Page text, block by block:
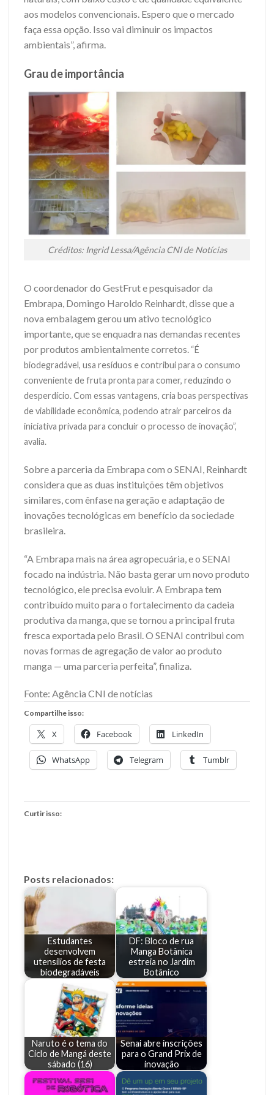
aos modelos convencionais. Espero que o mercado
faça essa opção. Isso vai diminuir os impactos
ambientais”, afirma.
Grau de importância
Créditos: Ingrid Lessa/Agência CNI de Notícias
O coordenador do GestFrut e pesquisador da
Embrapa, Domingo Haroldo Reinhardt, disse que a
nova embalagem gerou um ativo tecnológico
importante, que se enquadra nas demandas recentes
por produtos ambientalmente corretos. “É
biodegradável, usa resíduos e contribui para o consumo
conveniente de fruta pronta para comer, reduzindo o
desperdício. Com essas vantagens, cria boas perspectivas
de viabilidade econômica, podendo atrair parceiros da
iniciativa privada para concluir o processo de inovação”,
avalia.
Sobre a parceria da Embrapa com o SENAI, Reinhardt
considera que as duas instituições têm objetivos
similares, com ênfase na geração e adaptação de
inovações tecnológicas em benefício da sociedade
brasileira.
“A Embrapa mais na área agropecuária, e o SENAI
focado na indústria. Não basta gerar um novo produto
tecnológico, ele precisa evoluir. A Embrapa tem
contribuído muito para o fortalecimento da cadeia
produtiva da manga, que se tornou a principal fruta
fresca exportada pelo Brasil. O SENAI contribui com
novas formas de agregação de valor ao produto
manga — uma parceria perfeita”, finaliza.
Fonte: Agência CNI de notícias
Compartilhe isso:
X Facebook LinkedIn
WhatsApp Telegram Tumblr
Curtir isso:
Posts relacionados:
Estudantes
desenvolvem
utensílios de festa
biodegradáveis
DF: Bloco de rua
Manga Botânica
estreia no Jardim
Botânico
Naruto é o tema do
Ciclo de Mangá deste
sábado (16)
Senai abre inscrições
para o Grand Prix de
inovação